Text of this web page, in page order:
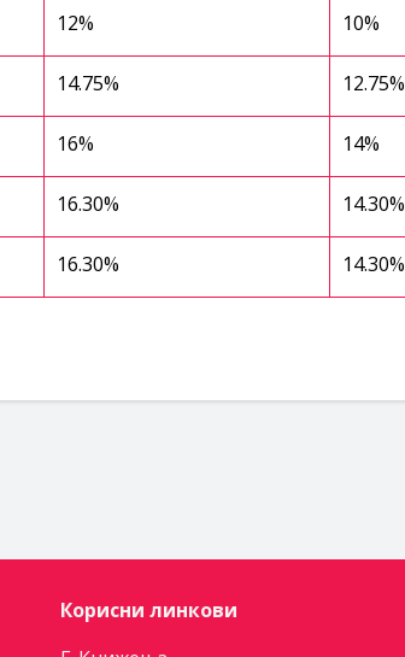
12% 10%
14.75% 12.75%
16% 14%
16.30% 14.30%
16.30% 14.30%
Корисни линкови